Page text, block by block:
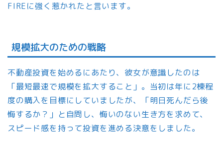
FIREに強く惹かれたと言います。
規模拡大のための戦略
不動産投資を始めるにあたり、彼女が意識したのは
「最短最速で規模を拡大すること」。当初は年に2棟程
度の購入を目標にしていましたが、「明日死んだら後
悔するか？」と自問し、悔いのない生き方を求めて、
スピード感を持って投資を進める決意をしました。